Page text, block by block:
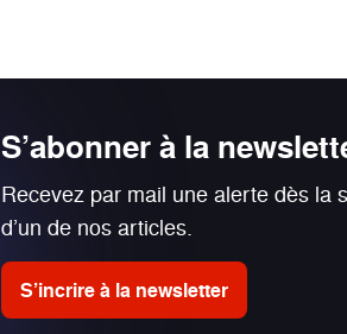
S’abonner à la
Recevez par mail une alerte dès la
d’un de nos articles.
S’incrire à la newsletter